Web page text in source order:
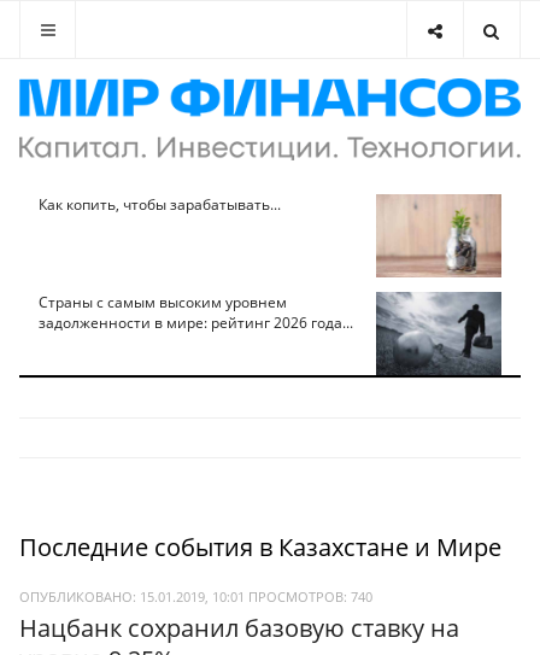
Как копить, чтобы зарабатывать...
Страны с самым высоким уровнем
задолженности в мире: рейтинг 2026 года...
Последние события в Казахстане и Мире
ОПУБЛИКОВАНО: 15.01.2019, 10:01 ПРОСМОТРОВ: 740
Нацбанк сохранил базовую ставку на